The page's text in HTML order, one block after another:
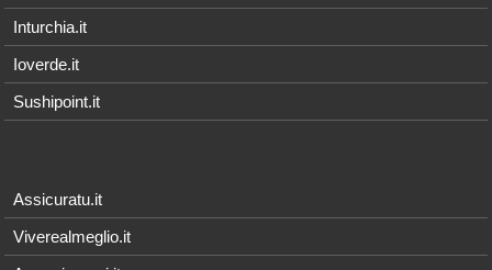
Inturchia.it
Ioverde.it
Sushipoint.it
Assicuratu.it
Viverealmeglio.it